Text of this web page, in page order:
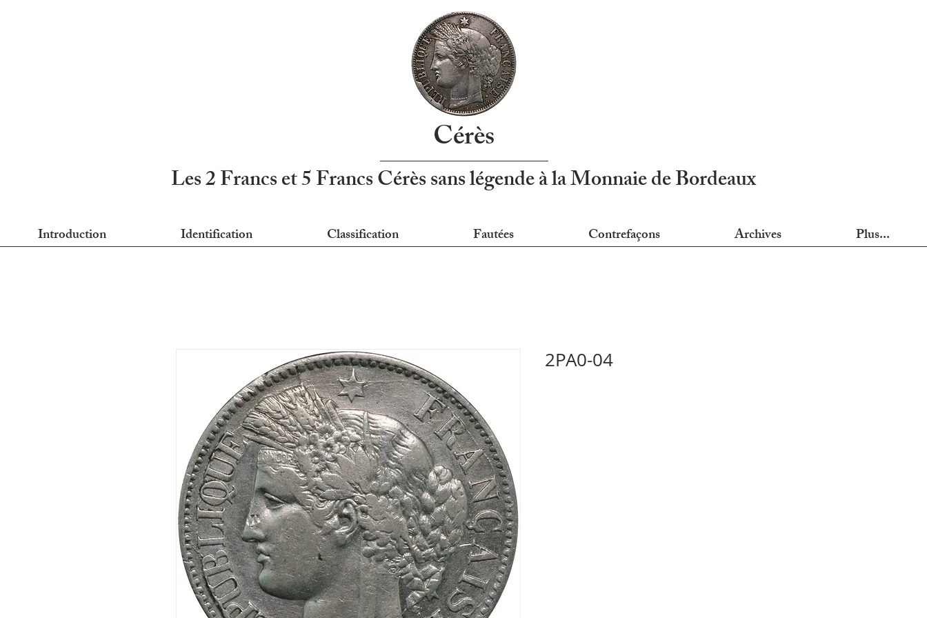
Cérès
Les 2 Francs et 5 Francs Cérès sans légende à la Monnaie de Bordeaux
Introduction Identification Classification Fautées Contrefaçons Archives Plus...
2PA0-04